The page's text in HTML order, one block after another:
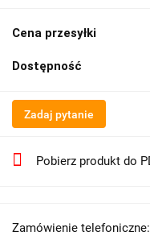
Cena przesyłki
Dostępność
Zadaj pytanie
Pobierz produkt do
Zamówienie